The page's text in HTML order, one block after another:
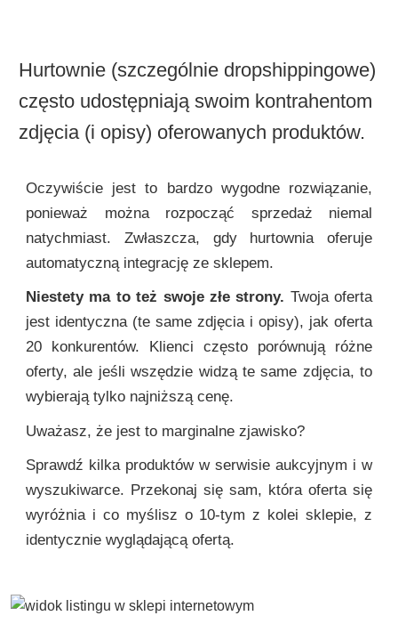
Hurtownie (szczególnie dropshippingowe)
często udostępniają swoim kontrahentom
zdjęcia (i opisy) oferowanych produktów.
Oczywiście jest to bardzo wygodne rozwiązanie,
ponieważ można rozpocząć sprzedaż niemal
natychmiast. Zwłaszcza, gdy hurtownia oferuje
automatyczną integrację ze sklepem.
Niestety ma to też swoje złe strony. Twoja oferta
jest identyczna (te same zdjęcia i opisy), jak oferta
20 konkurentów. Klienci często porównują różne
oferty, ale jeśli wszędzie widzą te same zdjęcia, to
wybierają tylko najniższą cenę.
Uważasz, że jest to marginalne zjawisko?
Sprawdź kilka produktów w serwisie aukcyjnym i w
wyszukiwarce. Przekonaj się sam, która oferta się
wyróżnia i co myślisz o 10-tym z kolei sklepie, z
identycznie wyglądającą ofertą.